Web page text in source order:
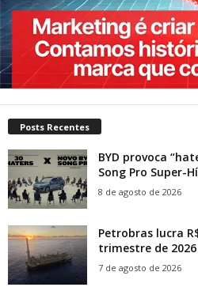
Posts Recentes
BYD provoca
Song Pro Super-
8 de agosto de 2026
Petrobras lucra
trimestre de 2026
7 de agosto de 2026